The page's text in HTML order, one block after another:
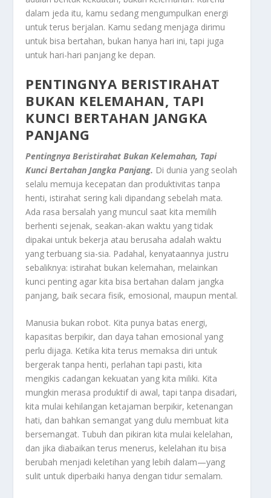
dalam jeda itu, kamu sedang mengumpulkan energi
untuk terus berjalan. Kamu sedang menjaga dirimu
untuk bisa bertahan, bukan hanya hari ini, tapi juga
untuk hari-hari panjang ke depan.
PENTINGNYA BERISTIRAHAT
BUKAN KELEMAHAN, TAPI
KUNCI BERTAHAN JANGKA
PANJANG
Pentingnya Beristirahat Bukan Kelemahan, Tapi
Kunci Bertahan Jangka Panjang. Di dunia yang seolah
selalu memuja kecepatan dan produktivitas tanpa
henti, istirahat sering kali dipandang sebelah mata.
Ada rasa bersalah yang muncul saat kita memilih
berhenti sejenak, seakan-akan waktu yang tidak
dipakai untuk bekerja atau berusaha adalah waktu
yang terbuang sia-sia. Padahal, kenyataannya justru
sebaliknya: istirahat bukan kelemahan, melainkan
kunci penting agar kita bisa bertahan dalam jangka
panjang, baik secara fisik, emosional, maupun mental.
Manusia bukan robot. Kita punya batas energi,
kapasitas berpikir, dan daya tahan emosional yang
perlu dijaga. Ketika kita terus memaksa diri untuk
bergerak tanpa henti, perlahan tapi pasti, kita
mengikis cadangan kekuatan yang kita miliki. Kita
mungkin merasa produktif di awal, tapi tanpa disadari,
kita mulai kehilangan ketajaman berpikir, ketenangan
hati, dan bahkan semangat yang dulu membuat kita
bersemangat. Tubuh dan pikiran kita mulai kelelahan,
dan jika diabaikan terus menerus, kelelahan itu bisa
berubah menjadi keletihan yang lebih dalam—yang
sulit untuk diperbaiki hanya dengan tidur semalam.